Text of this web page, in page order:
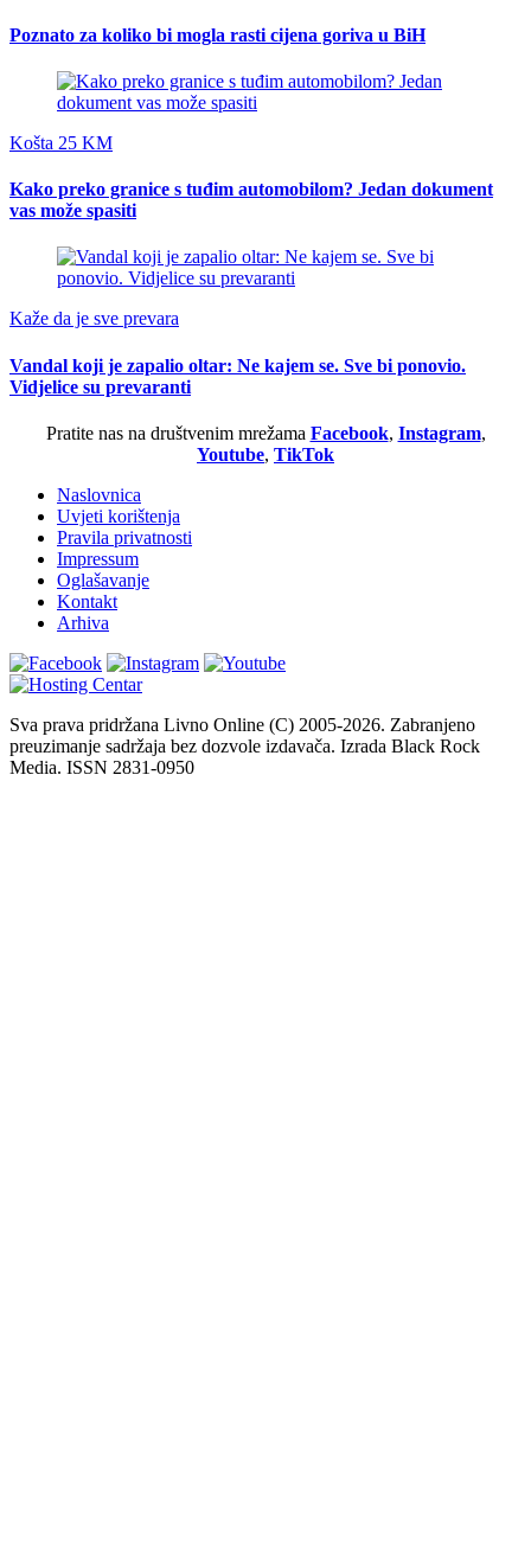
Poznato za koliko bi mogla rasti cijena goriva u BiH
Košta 25 KM
Kako preko granice s tuđim automobilom? Jedan dokument
vas može spasiti
Kaže da je sve prevara
Vandal koji je zapalio oltar: Ne kajem se. Sve bi ponovio.
Vidjelice su prevaranti
Pratite nas na društvenim mrežama Facebook, Instagram,
Youtube, TikTok
Naslovnica
Uvjeti korištenja
Pravila privatnosti
Impressum
Oglašavanje
Kontakt
Arhiva
Sva prava pridržana Livno Online (C) 2005-2026. Zabranjeno
preuzimanje sadržaja bez dozvole izdavača. Izrada Black Rock
Media. ISSN 2831-0950